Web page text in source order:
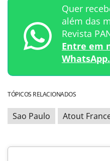
Quer
além das
Revista
Entre em
WhatsApp.
TÓPICOS RELACIONADOS
Sao Paulo Atout